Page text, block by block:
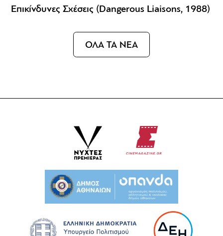
Επικίνδυνες Σχέσεις (Dangerous Liaisons, 1988)
ΟΛΑ ΤΑ ΝΕΑ